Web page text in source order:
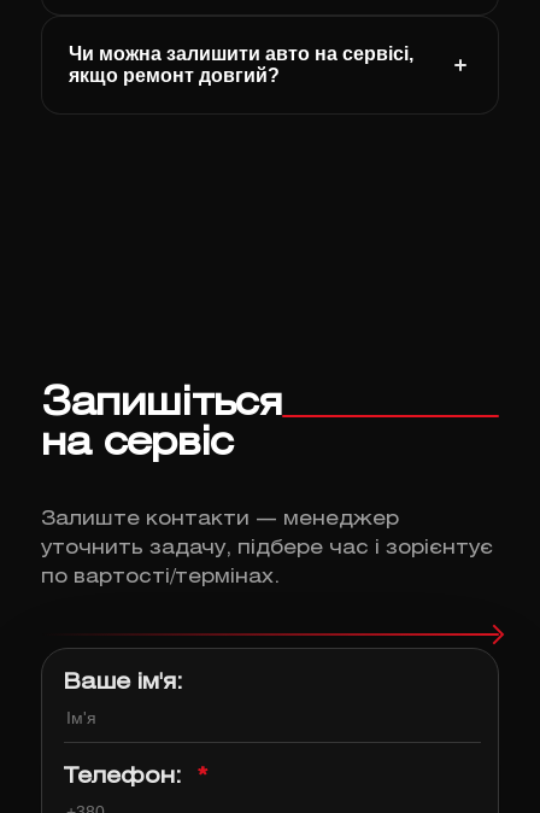
Чи можна залишити авто на сервісі,
якщо ремонт довгий?
Запишіться
на сервіс
Залиште контакти — менеджер
уточнить задачу, підбере час і зорієнтує
по вартості/термінах.
Ваше ім'я:
Телефон: *